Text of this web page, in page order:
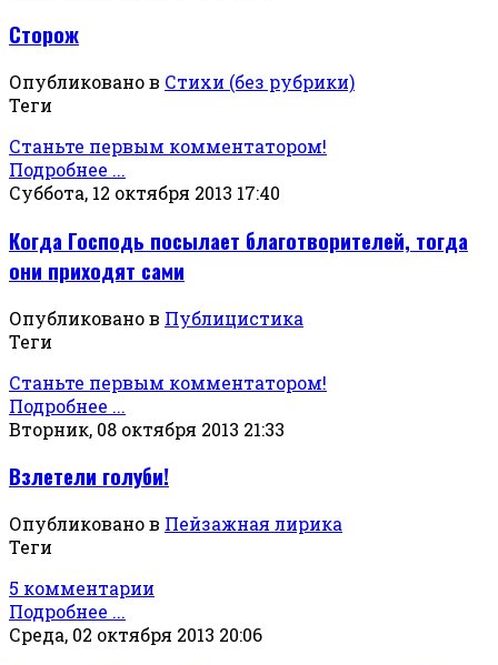
Сторож
Опубликовано в Стихи (без рубрики)
Теги
Станьте первым комментатором!
Подробнее ...
Суббота, 12 октября 2013 17:40
Когда Господь посылает благотворителей, тогда
они приходят сами
Опубликовано в Публицистика
Теги
Станьте первым комментатором!
Подробнее ...
Вторник, 08 октября 2013 21:33
Взлетели голуби!
Опубликовано в Пейзажная лирика
Теги
5 комментарии
Подробнее ...
Среда, 02 октября 2013 20:06